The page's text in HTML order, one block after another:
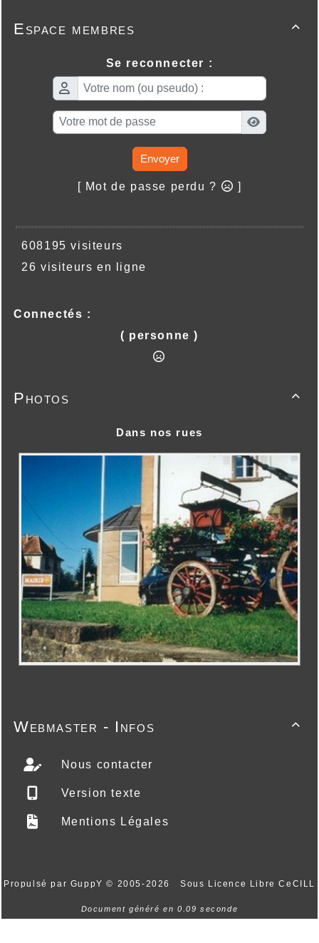

Espace membres
Se reconnecter :
Envoyer
[ Mot de passe perdu ? ]
608195 visiteurs
26 visiteurs en ligne
Connectés :
( personne )

Photos
Dans nos rues

Webmaster - Infos
Nous contacter
Version texte
Mentions Légales
Propulsé par GuppY© 2005-2026 Sous Licence Libre CeCILL
Document généré en 0.09 seconde